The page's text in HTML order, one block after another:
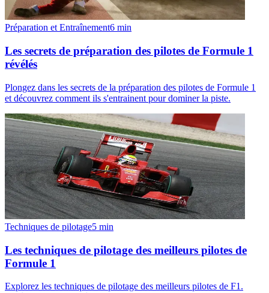
Préparation et Entraînement6 min
Les secrets de préparation des pilotes de Formule 1
révélés
Plongez dans les secrets de la préparation des pilotes de Formule 1
et découvrez comment ils s'entrainent pour dominer la piste.
Techniques de pilotage5 min
Les techniques de pilotage des meilleurs pilotes de
Formule 1
Explorez les techniques de pilotage des meilleurs pilotes de F1.